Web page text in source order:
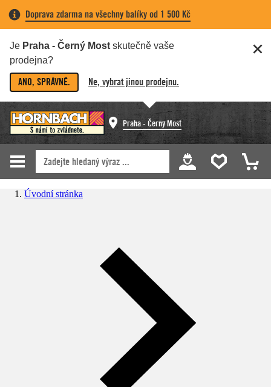
Doprava zdarma na všechny balíky od 1 500 Kč
Je Praha - Černý Most skutečně vaše
prodejna?
ANO, SPRÁVNĚ. Ne, vybrat jinou prodejnu.
Praha - Černý Most
Úvodní stránka